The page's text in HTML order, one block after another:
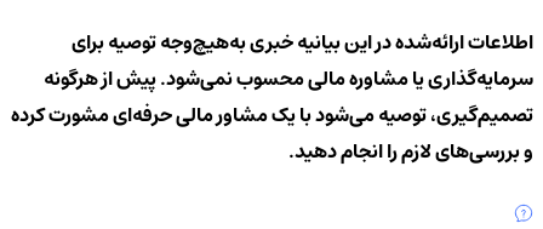
اطلاعات ارائه‌شده در این بیانیه خبری به‌هیچ‌وجه توصیه برای
سرمایه‌گذاری یا مشاوره مالی محسوب نمی‌شود. پیش از هرگونه
تصمیم‌گیری، توصیه می‌شود با یک مشاور مالی حرفه‌ای مشورت کرده
و بررسی‌های لازم را انجام دهید.